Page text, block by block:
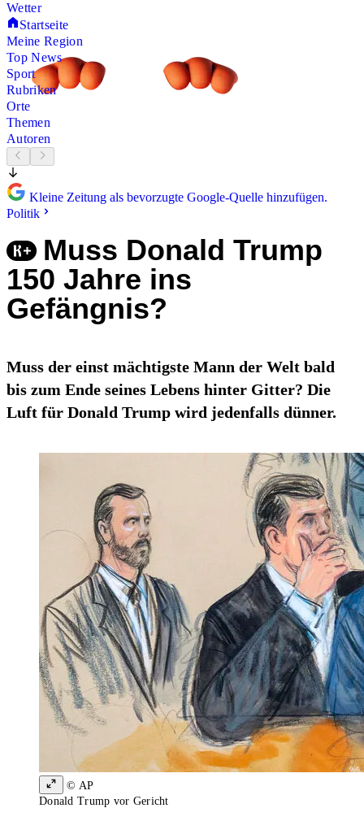
Wetter
Startseite
Meine Region
Top News
Sport
Rubriken
Orte
Themen
Autoren
Kleine Zeitung als bevorzugte Google-Quelle hinzufügen.
Politik
Muss Donald Trump
150 Jahre ins
Gefängnis?
Muss der einst mächtigste Mann der Welt bald
bis zum Ende seines Lebens hinter Gitter? Die
Luft für Donald Trump wird jedenfalls dünner.
© AP
Donald Trump vor Gericht